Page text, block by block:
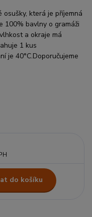
která je příjemná
100% bavlny o gramáži
a okraje má
1 kus
je 40°C.Doporučujeme
do košíku